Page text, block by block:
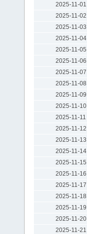
2025-11-01
2025-11-02
2025-11-03
2025-11-04
2025-11-05
2025-11-06
2025-11-07
2025-11-08
2025-11-09
2025-11-10
2025-11-11
2025-11-12
2025-11-13
2025-11-14
2025-11-15
2025-11-16
2025-11-17
2025-11-18
2025-11-19
2025-11-20
2025-11-21